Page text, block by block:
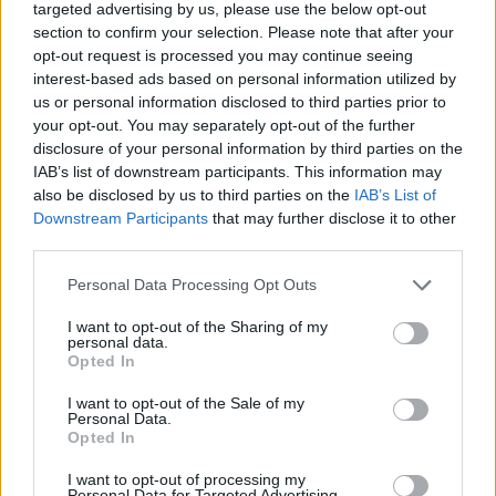
targeted advertising by us, please use the below opt-out
section to confirm your selection. Please note that after your
opt-out request is processed you may continue seeing
interest-based ads based on personal information utilized by
us or personal information disclosed to third parties prior to
your opt-out. You may separately opt-out of the further
disclosure of your personal information by third parties on the
IAB’s list of downstream participants. This information may
also be disclosed by us to third parties on the IAB’s List of
Downstream Participants that may further disclose it to other
Personal Data Processing Opt Outs
I want to opt-out of the Sharing of my
personal data.
Opted In
I want to opt-out of the Sale of my
Personal Data.
Opted In
I want to opt-out of processing my
ΣΥΝΕΝΤΕΥΞΗ ΜΥΤΙΛΗΝΗ
Η Έλενα Παπαρίζου τραγουδά
στη Μυτιλήνη για τους εθελοντές
αιμοδότες
Μεγάλη συναυλία στις 19
Αυγούστου στο Δημοτικό Στάδιο
Μυτιλήνης – Μέρος των εσόδων θα
διατεθεί για την ενίσχυση του
Συλλόγου Εθελοντών Αιμοδοτών
ΑΤΖΕΝΤΑ
Αφιέρωμα στον Νίκο Καλαϊτζή –
Μουσική, φωτογραφία και
εκδήλωση «Έρωτας με τις χορδές
των οργάνων» τη Δευτέρα 10
Αυγούστου
ΠΕΡΙΒΑΛΛΟΝ
Πενθήμερο υψηλών
θερμοκρασιών στη Μυτιλήνη